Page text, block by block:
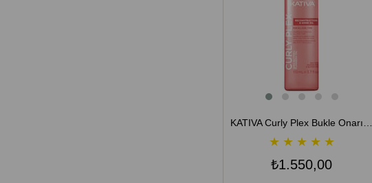
KATIVA Curly Plex Bukle Onarıcı & Parlatıcı Kıvırcık Saç Bakım Yağı 110 mL
★ ★ ★ ★ ★
₺1.550,00